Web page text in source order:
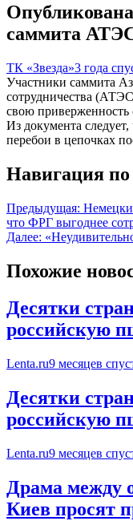
саммита
ТК «Звезда»3 года
Участники саммита
сотрудничества
свою
Из документа следует,
перебои в цепочках
Навигация по
Предыдущая:
что ФРГ выгоднее
Далее:
Похожие
Десятки
российскую
Lenta.ru9 месяцев
Десятки
российскую
Lenta.ru9 месяцев
Драма между
Киев просят